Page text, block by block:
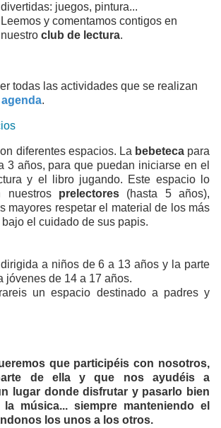
divertidas: juegos, pintura...
Leemos y comentamos contigos en
nuestro club de lectura.
todas las actividades que se realizan
agenda.
diferentes espacios. La bebetecapara
3 años, para que puedan iniciarse en el
y el libro jugando. Este espacio lo
nuestros prelectores (hasta 5 años),
mayores respetar el material de los más
el cuidado de sus papis.
dirigida a niños de 6 a 13 años y la parte
jóvenes de 14 a 17 años.
un espacio destinado a padres y
que participéis con nosotros,
de ella y que nos ayudéis a
lugar donde disfrutar y pasarlo bien
música... siempre manteniendo el
los unos a los otros.